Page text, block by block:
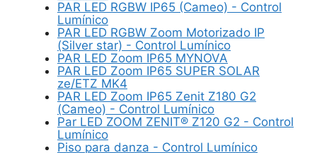
PAR LED RGBW IP65 (Cameo) - Control
Lumínico
PAR LED RGBW Zoom Motorizado IP
(Silver star) - Control Lumínico
PAR LED Zoom IP65 MYNOVA
PAR LED Zoom IP65 SUPER SOLAR
ze/ETZ MK4
PAR LED Zoom IP65 Zenit Z180 G2
(Cameo) - Control Lumínico
Par LED ZOOM ZENIT® Z120 G2 - Control
Lumínico
Piso para danza - Control Lumínico